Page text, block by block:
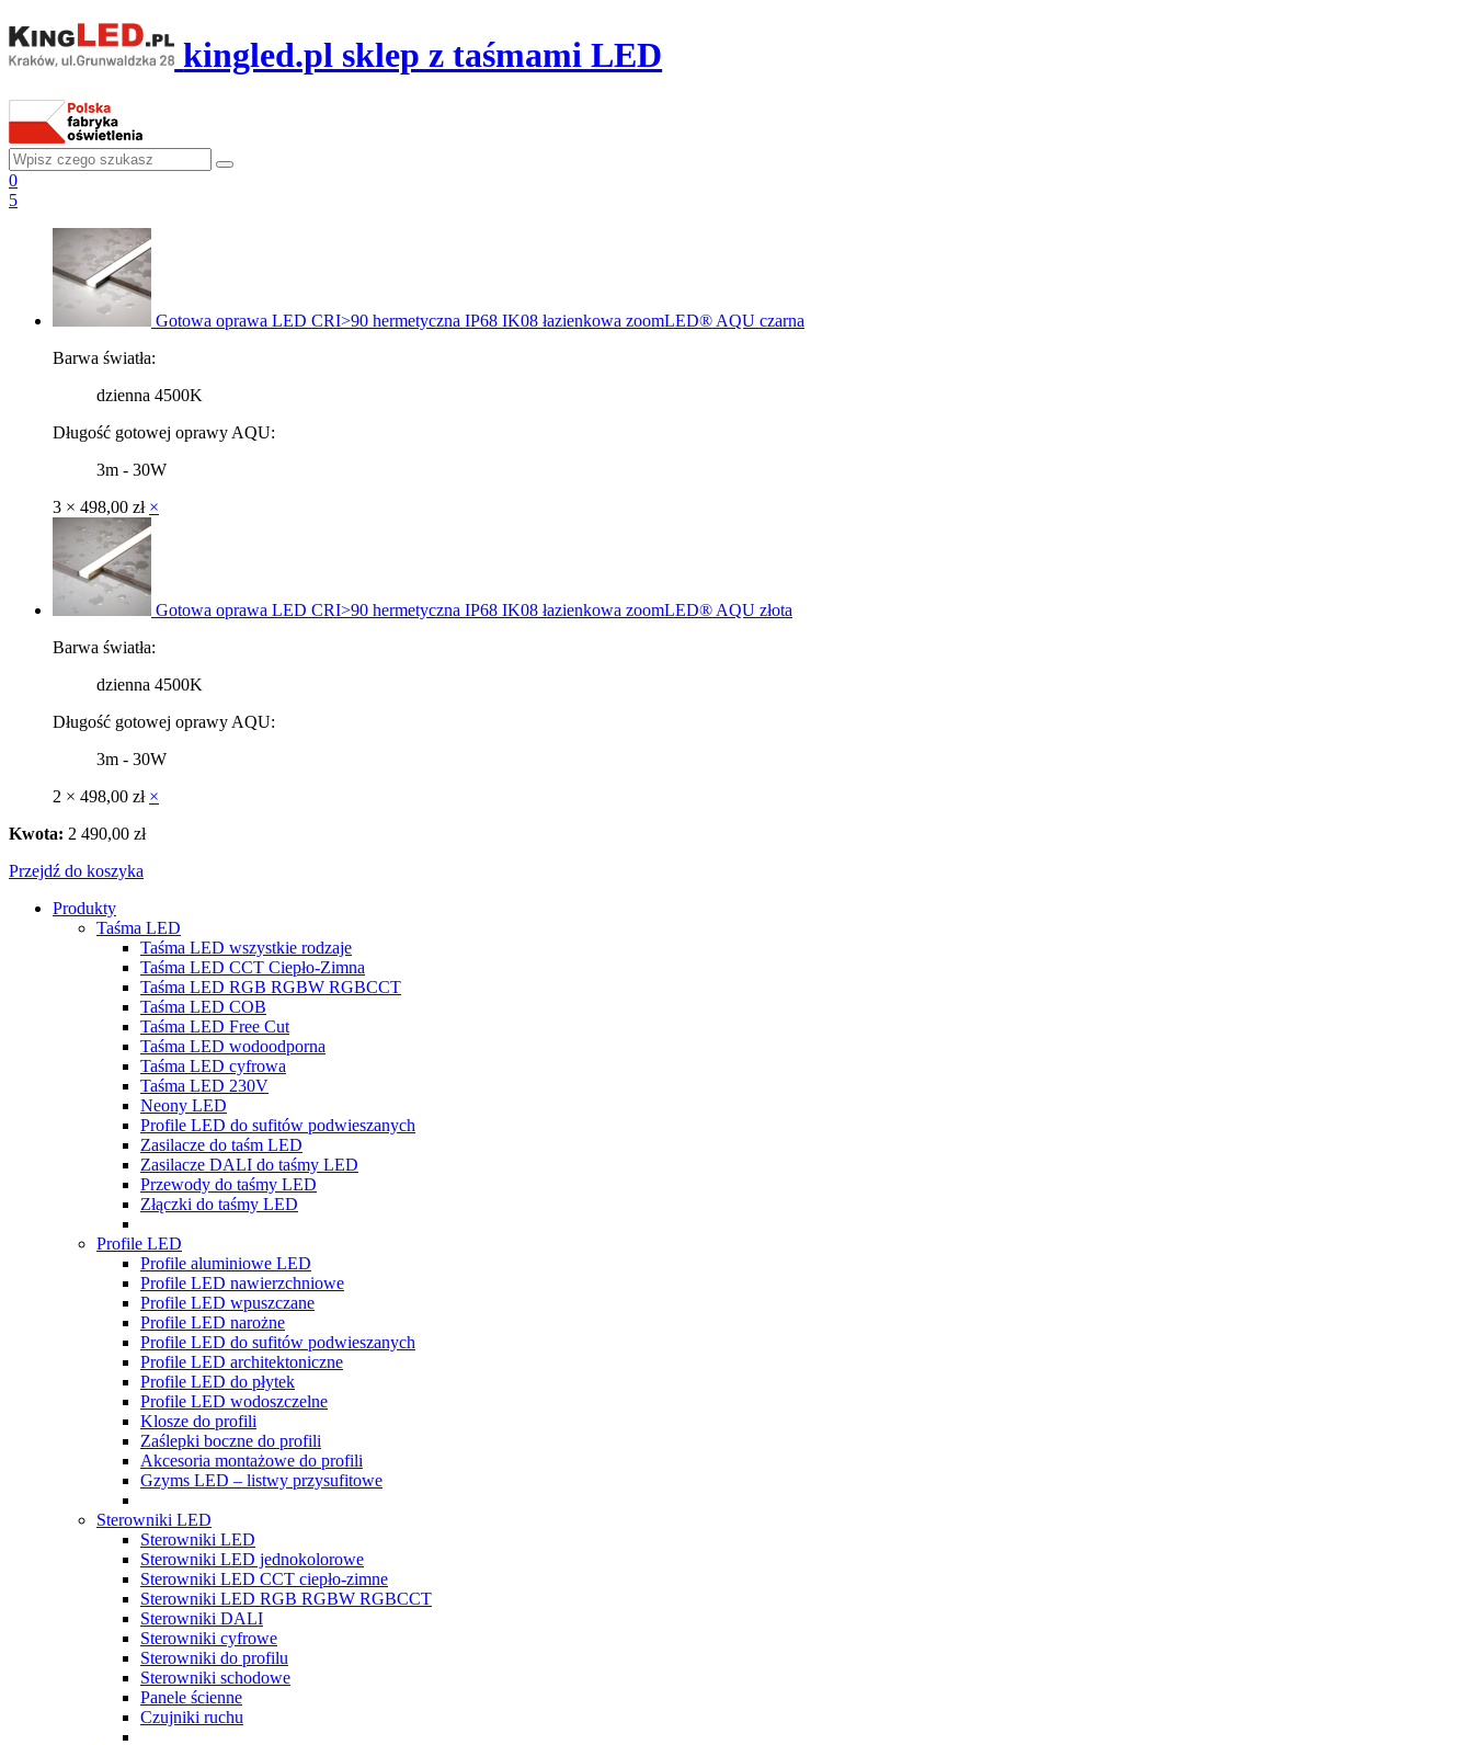
kingled.pl sklep z taśmami LED
0
5
Gotowa oprawa LED CRI>90 hermetyczna IP68 IK08 łazienkowa zoomLED® AQU czarna
Barwa światła:
dzienna 4500K
Długość gotowej oprawy AQU:
3m - 30W
3 × 498,00 zł ×
Gotowa oprawa LED CRI>90 hermetyczna IP68 IK08 łazienkowa zoomLED® AQU złota
Barwa światła:
dzienna 4500K
Długość gotowej oprawy AQU:
3m - 30W
2 × 498,00 zł ×
Kwota: 2 490,00 zł
Przejdź do koszyka
Produkty
Taśma LED
Taśma LED wszystkie rodzaje
Taśma LED CCT Ciepło-Zimna
Taśma LED RGB RGBW RGBCCT
Taśma LED COB
Taśma LED Free Cut
Taśma LED wodoodporna
Taśma LED cyfrowa
Taśma LED 230V
Neony LED
Profile LED do sufitów podwieszanych
Zasilacze do taśm LED
Zasilacze DALI do taśmy LED
Przewody do taśmy LED
Złączki do taśmy LED
Profile LED
Profile aluminiowe LED
Profile LED nawierzchniowe
Profile LED wpuszczane
Profile LED narożne
Profile LED do sufitów podwieszanych
Profile LED architektoniczne
Profile LED do płytek
Profile LED wodoszczelne
Klosze do profili
Zaślepki boczne do profili
Akcesoria montażowe do profili
Gzyms LED – listwy przysufitowe
Sterowniki LED
Sterowniki LED
Sterowniki LED jednokolorowe
Sterowniki LED CCT ciepło-zimne
Sterowniki LED RGB RGBW RGBCCT
Sterowniki DALI
Sterowniki cyfrowe
Sterowniki do profilu
Sterowniki schodowe
Panele ścienne
Czujniki ruchu